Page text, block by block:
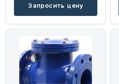
Запросить цену